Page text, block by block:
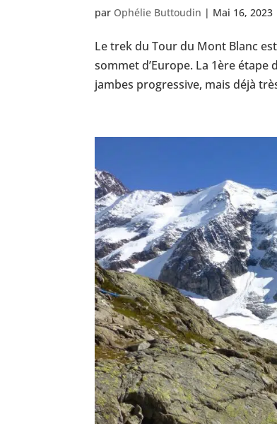
par Ophélie Buttoudin | Mai 16, 2023
Le trek du Tour du Mont Blanc
sommet d’Europe. La 1ère
jambes progressive, mais déjà